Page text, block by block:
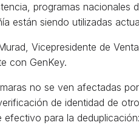
programas nacionales
están siendo utilizadas
Vicepresidente de
con GenKey.
no se ven afectadas
de identidad de
efectivo para la